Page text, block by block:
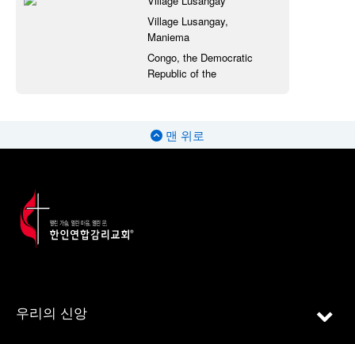
Village Lusangay,
Maniema
Congo, the Democratic
Republic of the
맨 위로
우리의 신앙